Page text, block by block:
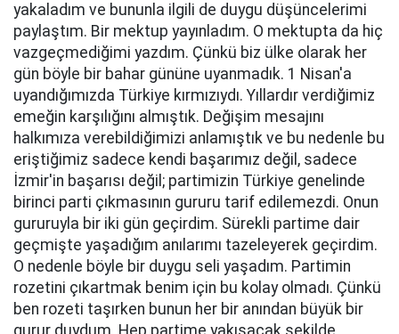
yakaladım ve bununla ilgili de duygu düşüncelerimi
paylaştım. Bir mektup yayınladım. O mektupta da hiç
vazgeçmediğimi yazdım. Çünkü biz ülke olarak her
gün böyle bir bahar gününe uyanmadık. 1 Nisan'a
uyandığımızda Türkiye kırmızıydı. Yıllardır verdiğimiz
emeğin karşılığını almıştık. Değişim mesajını
halkımıza verebildiğimizi anlamıştık ve bu nedenle bu
eriştiğimiz sadece kendi başarımız değil, sadece
İzmir'in başarısı değil; partimizin Türkiye genelinde
birinci parti çıkmasının gururu tarif edilemezdi. Onun
gururuyla bir iki gün geçirdim. Sürekli partime dair
geçmişte yaşadığım anılarımı tazeleyerek geçirdim.
O nedenle böyle bir duygu seli yaşadım. Partimin
rozetini çıkartmak benim için bu kolay olmadı. Çünkü
ben rozeti taşırken bunun her bir anından büyük bir
gurur duydum. Hep partime yakışacak şekilde